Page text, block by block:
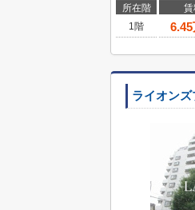
所在階 賃
1階
6.45
ライオン